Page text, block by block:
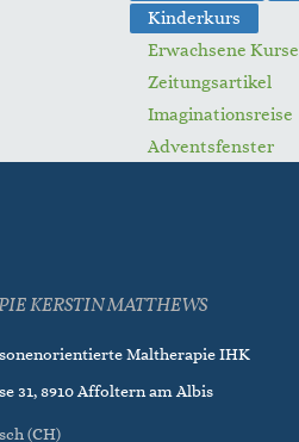
Kinderkurs
Erwachsene Kurse
Zeitungsartikel
Imaginationsreise
Adventsfenster
KERSTIN MATTHEWS
Maltherapie IHK
31, 8910 Affoltern am Albis
(CH)